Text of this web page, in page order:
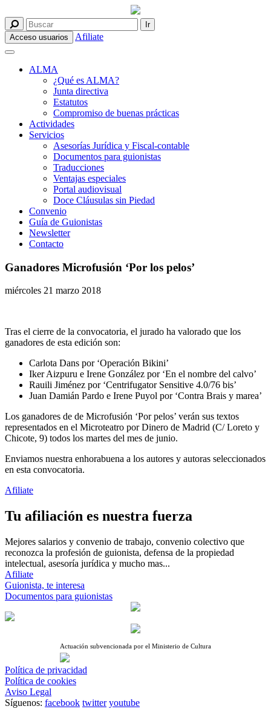
Acceso usuarios Afiliate
ALMA
¿Qué es ALMA?
Junta directiva
Estatutos
Compromiso de buenas prácticas
Actividades
Servicios
Asesorías Jurídica y Fiscal-contable
Documentos para guionistas
Traducciones
Ventajas especiales
Portal audiovisual
Doce Cláusulas sin Piedad
Convenio
Guía de Guionistas
Newsletter
Contacto
Ganadores Microfusión ‘Por los pelos’
miércoles 21 marzo 2018
Tras el cierre de la convocatoria, el jurado ha valorado que los
ganadores de esta edición son:
Carlota Dans por ‘Operación Bikini’
Iker Aizpuru e Irene González por ‘En el nombre del calvo’
Rauili Jiménez por ‘Centrifugator Sensitive 4.0/76 bis’
Juan Damián Pardo e Irene Puyol por ‘Contra Brais y marea’
Los ganadores de de Microfusión ‘Por pelos’ verán sus textos
representados en el Microteatro por Dinero de Madrid (C/ Loreto y
Chicote, 9) todos los martes del mes de junio.
Enviamos nuestra enhorabuena a los autores y autoras seleccionados
en esta convocatoria.
Afiliate
Tu afiliación es nuestra fuerza
Mejores salarios y convenio de trabajo, convenio colectivo que
reconozca la profesión de guionista, defensa de la propiedad
intelectual, asesoría jurídica y mucho mas...
Afiliate
Guionista, te interesa
Documentos para guionistas
Actuación subvencionada por el Ministerio de Cultura
Política de privacidad
Política de cookies
Aviso Legal
Síguenos: facebook twitter youtube